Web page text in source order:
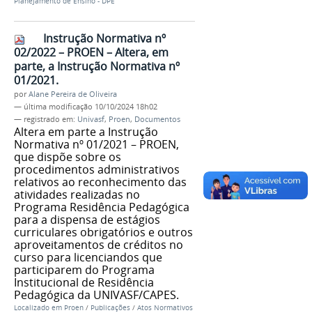
Instrução Normativa nº
02/2022 – PROEN – Altera, em
parte, a Instrução Normativa nº
01/2021.
porAlane Pereira de Oliveira
— última modificação 10/10/2024 18h02
— registrado em: Univasf, Proen, Documentos
Altera em parte a Instrução
Normativa nº 01/2021 – PROEN,
que dispõe sobre os
procedimentos administrativos
relativos ao reconhecimento das
atividades realizadas no
Programa Residência Pedagógica
para a dispensa de estágios
curriculares obrigatórios e outros
aproveitamentos de créditos no
curso para licenciandos que
participarem do Programa
Institucional de Residência
Pedagógica da UNIVASF/CAPES.
Localizado em Proen / Publicações / Atos Normativos